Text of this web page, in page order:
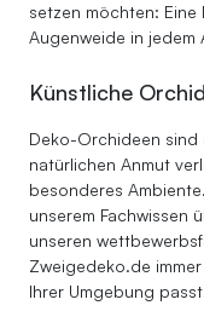
setzen möchten:
Augenweide in jedem
Künstliche
Deko-Orchideen sind
natürlichen Anmut
besonderes
unserem Fachwissen
unseren
Zweigedeko.de
Ihrer Umgebung